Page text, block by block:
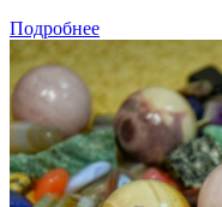
Подробнее